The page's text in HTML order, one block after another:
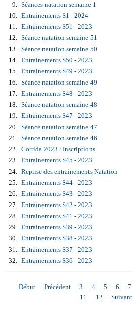
Séances natation semaine 1
Entrainements S1 - 2024
Entrainements S51 - 2023
Séance natation semaine 51
Séance natation semaine 50
Entrainements S50 - 2023
Entrainements S49 - 2023
Séance natation semaine 49
Entrainements S48 - 2023
Séance natation semaine 48
Entrainements S47 - 2023
Séance natation semaine 47
Séance natation semaine 46
Corrida 2023 : Inscriptions
Entrainements S45 - 2023
Reprise des entrainements Natation
Entrainements S44 - 2023
Entrainements S43 - 2023
Entrainements S42 - 2023
Entrainements S41 - 2023
Entrainements S39 - 2023
Entrainements S38 - 2023
Entrainements S37 - 2023
Entrainements S36 - 2023
Début Précédent 3 4 5 6 7
11
12 Suivant